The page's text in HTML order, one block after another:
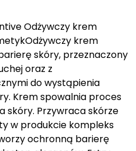
Odżywczy krem
krem
skóry, przeznaczony
oraz z
do wystąpienia
Krem spowalnia proces
skóry. Przywraca skórze
w produkcie kompleks
ochronną barierę